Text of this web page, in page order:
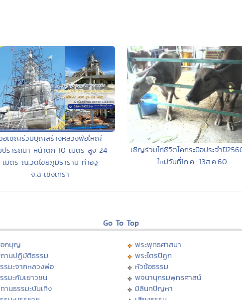
อเชิญร่วมบุญสร้างหลวงพ่อใหญ่
รารถนา หน้าตัก 10 เมตร สูง 24
เมตร ณ.วัดไชยภูมิธาราม ท่าอิฐ
จ.ฉะเชิงเทรา
เชิญร่วมไถ่ชีวิตโคกระบือประจำปี
ใหม่วันที่1ก.ค.-13ส.ค.60
Go To Top
กบุญ
านปฏิบัติธรรม
รมะจากหลวงพ่อ
รมะกับเยาวชน
านธรรมะบันเทิง
พระพุทธศาสนา
พระไตรปิฏก
หัวข้อธรรม
พจนานุกรมพุทธศาสน์
มิลินทปัญหา